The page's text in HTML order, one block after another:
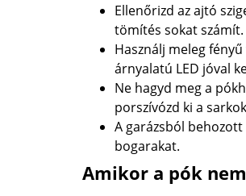
Ellenőrizd az ajtó
tömítés sokat számít.
Használj meleg
árnyalatú LED jóval
Ne hagyd meg a
porszívózd ki a
A garázsból
bogarakat.
Amikor a pók